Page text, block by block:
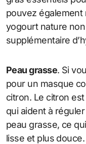
pouvez
yogourt nature
supplémentaire
Peau grasse. Si
pour un masque
citron. Le citron
qui aident à
peau grasse, ce
lisse et plus